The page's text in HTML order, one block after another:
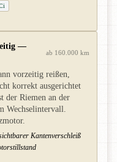
—
ab 160.000 km
vorzeitig reißen,
korrekt ausgerichtet
der Riemen an der
Wechselintervall.
Kantenverschleiß